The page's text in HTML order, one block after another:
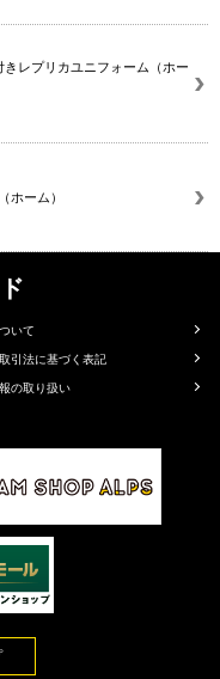
レプリカユニフォーム（ホー
ホーム）
いて
引法に基づく表記
の取り扱い